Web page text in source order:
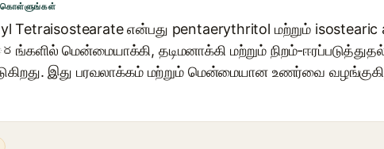
Tetraisostearate என்பது pentaerythritol மற்றும்
மென்மையாக்கி, தடிமனாக்கி மற்றும் நிறம்-
இது பரவலாக்கம் மற்றும் மென்மையான உணர்வை